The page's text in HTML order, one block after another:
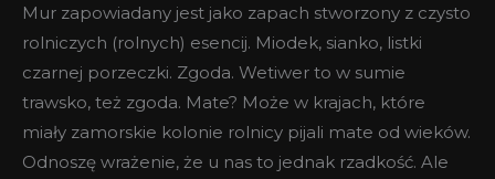
Mur zapowiadany jest jako zapach stworzony z czysto
rolniczych (rolnych) esencij. Miodek, sianko, listki
czarnej porzeczki. Zgoda. Wetiwer to w sumie
trawsko, też zgoda. Mate? Może w krajach, które
miały zamorskie kolonie rolnicy pijali mate od wieków.
Odnoszę wrażenie, że u nas to jednak rzadkość. Ale